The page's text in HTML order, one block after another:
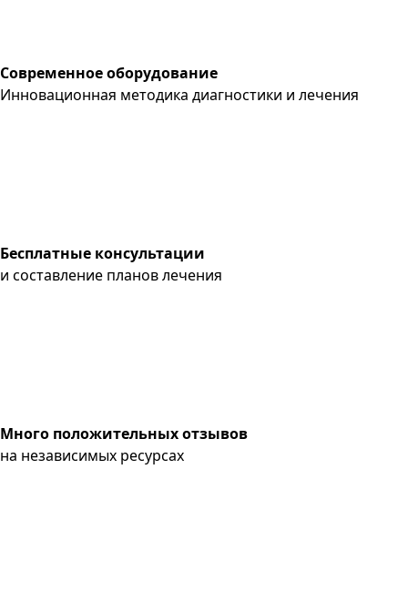
Современное оборудование
Инновационная методика диагностики и лечения
Бесплатные консультации
и составление планов лечения
Много положительных отзывов
на независимых ресурсах